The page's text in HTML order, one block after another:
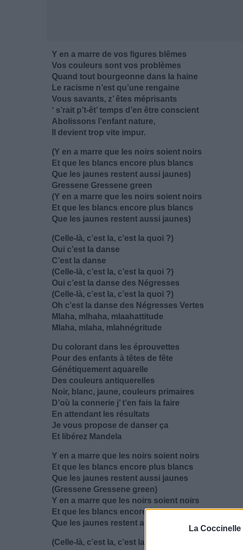
La Coccinelle
Y en a marre de vos figures blêmes
Vos couleurs sont vos problèmes
Quand tout bourgeonne dans la haine
Le racisme n’est qu’une rengaine
Vous savants, z’ êtes méprisants
‘ s’rait p’t-êt’ temps d’en être conscient
Abolissons l’enfant nature,
Il devient trop vite impur.
(Y en a marre que les noirs soient noirs
Et que les blancs encore plus blancs
Que les jaunes restent aussi jaunes)
Gressene Gressene green
(Y en a marre que les noirs soient noirs
Et que les blancs encore plus blancs
Que les jaunes restent aussi jaunes)
(Celle-là, c’est la, c’est la quoi ?)
Oui c’est la danse
C’est la danse
(Celle-là, c’est la, c’est la quoi ?)
Oui c’est la danse des Négresses
(Celle-là, c’est la, c’est la quoi ?)
Oh c’est la danse des Négresses Vertes
Mlaha, mlhaha, mlaahattitude
Mlaha, mlaha, mlahnégritude
Du colorant dans les éprouvettes
Pour des enfants à têtes de fête
Génétiquement aquarelle
Des couleurs antiquerelles
Noir, blanc, jaune, couleurs primaires
D’où la connerie j’ t’en fais la faire
En attendant les résultats
Je vous propose de danser ça
Et libérez Mandela
Y en a marre que les noirs soient noirs
Et que les blancs encore plus blancs
Que les jaunes restent aussi jaunes
(Gressene Gressene green)
Y en a marre que les noirs soient noirs
Et que les blancs encore plus blancs
Que les jaunes restent aussi jaunes
(Celle-là, c’est la, c’est la quoi ?)